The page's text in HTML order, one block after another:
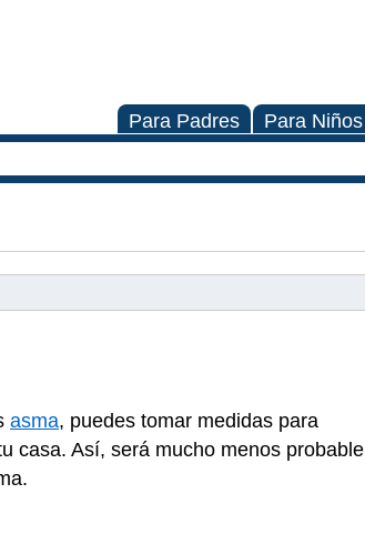
Para Padres Para Niños
asma, puedes tomar medidas para
casa. Así, será mucho menos probable